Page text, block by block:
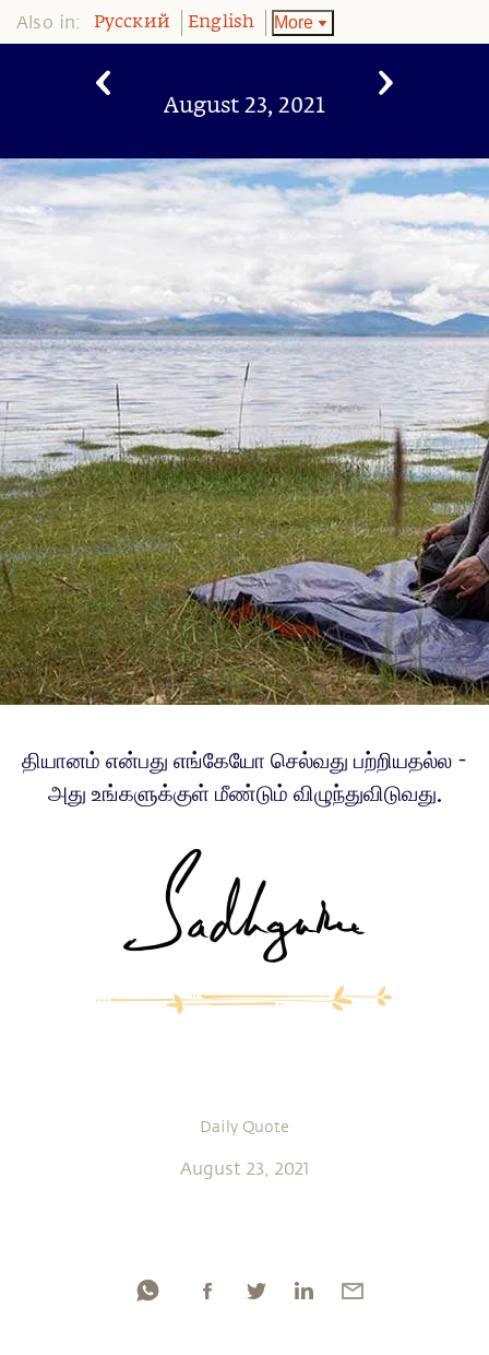
Also in: Pусский English More
August 23, 2021
தியானம் என்பது எங்கேயோ செல்வது பற்றியதல்ல -
அது உங்களுக்குள் மீண்டும் விழுந்துவிடுவது.
Daily Quote
August 23, 2021